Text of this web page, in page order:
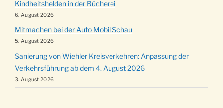
Kindheitshelden in der Bücherei
6. August 2026
Mitmachen bei der Auto Mobil Schau
5. August 2026
Sanierung von Wiehler Kreisverkehren: Anpassung der
Verkehrsführung ab dem 4. August 2026
3. August 2026